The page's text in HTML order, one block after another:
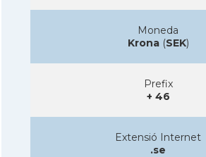
Moneda
Krona(SEK)
Prefix
+ 46
Extensió Internet
.se